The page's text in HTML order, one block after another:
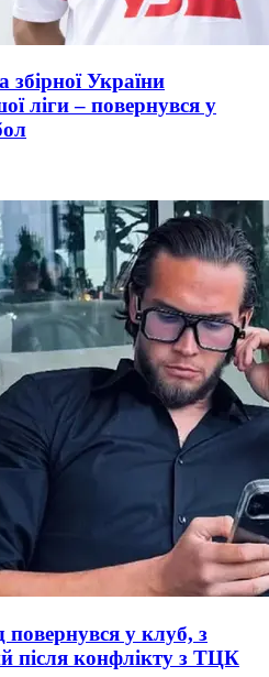
України
ліги – повернувся у
у клуб, з
після конфлікту з ТЦК